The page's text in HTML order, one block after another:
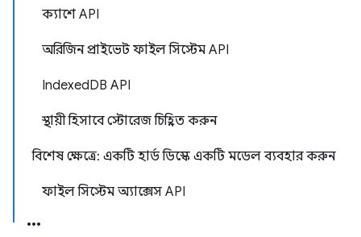
ক্যাশে API
অরিজিন প্রাইভেট ফাইল সিস্টেম API
IndexedDB API
স্থায়ী হিসাবে স্টোরেজ চিহ্নিত করুন
বিশেষ ক্ষেত্রে: একটি হার্ড ডিস্কে একটি মডেল ব্যবহার করুন
ফাইল সিস্টেম অ্যাক্সেস API